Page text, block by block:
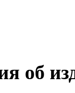
об